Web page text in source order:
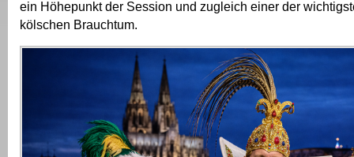
ein Höhepunkt der Session und zugleich einer der
kölschen Brauchtum.